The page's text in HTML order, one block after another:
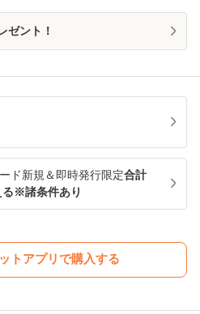
ゼント！
ド新規＆即時発行限定合計
※諸条件あり
トアプリで購入する